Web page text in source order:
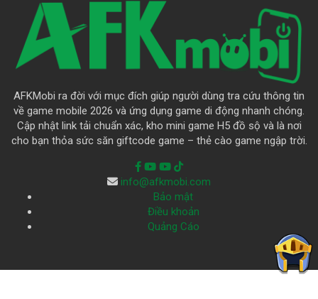
AFKMobi ra đời với mục đích giúp người dùng tra cứu thông tin
về game mobile 2026 và ứng dụng game di động nhanh chóng.
Cập nhật link tải chuẩn xác, kho mini game H5 đồ sộ và là nơi
cho bạn thỏa sức săn giftcode game – thẻ cào game ngập trời.
info@afkmobi.com
Bảo mật
Điều khoản
Quảng Cáo